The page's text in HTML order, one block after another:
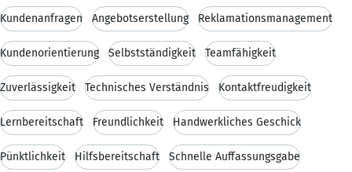
Kundenanfragen Angebotserstellung Reklamationsmanagement
Kundenorientierung Selbstständigkeit Teamfähigkeit
Zuverlässigkeit Technisches Verständnis Kontaktfreudigkeit
Lernbereitschaft Freundlichkeit Handwerkliches Geschick
Pünktlichkeit Hilfsbereitschaft Schnelle Auffassungsgabe